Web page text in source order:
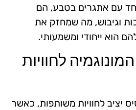
עם אתגרים בטבע, הם
וגיבוש, מה שמחזק את
הוא ייחודי ומשמעותי.
לחוויות
יציב לחוויות משותפות, כאשר